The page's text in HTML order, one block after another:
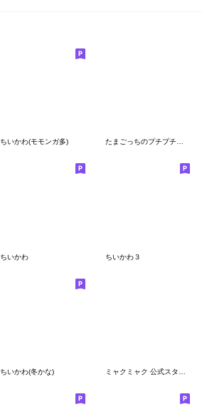
ちいかわ(モモンガ多) たまごっちのプチプチおみせっち
ちいかわ ちいかわ３
ちいかわ(冬かな)